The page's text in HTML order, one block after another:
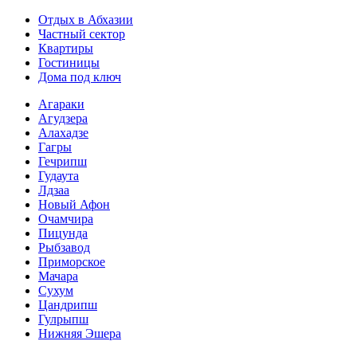
Отдых в Абхазии
Частный сектор
Квартиры
Гостиницы
Дома под ключ
Агараки
Агудзера
Алахадзе
Гагры
Гечрипш
Гудаута
Лдзаа
Новый Афон
Очамчира
Пицунда
Рыбзавод
Приморское
Мачара
Сухум
Цандрипш
Гулрыпш
Нижняя Эшера